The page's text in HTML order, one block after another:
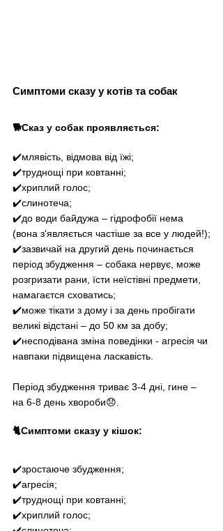
Симптоми сказу у котів та собак
🐕Сказ у собак проявляється:
✔️млявість, відмова від їжі;
✔️труднощі при ковтанні;
✔️хриплий голос;
✔️слинотеча;
✔️до води байдужа – гідрофобії нема
(вона з'являється частіше за все у людей!);
✔️зазвичай на другий день починається
період збудження – собака нервує, може
розгризати рани, їсти неїстівні предмети,
намагаєтся сховатись;
✔️може тікати з дому і за день пробігати
великі відстані – до 50 км за добу;
✔️несподівана зміна поведінки - агресія чи
навпаки підвищена ласкавість.
Період збудження триває 3-4 дні, гине –
на 6-8 день хвороби😞.
🐈Симптоми сказу у кішок:
✔️зростаюче збудження;
✔️агресія;
✔️труднощі при ковтанні;
✔️хриплий голос;